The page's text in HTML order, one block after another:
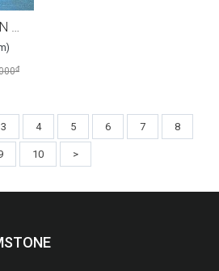
TƯỢNG HOA MẪU ĐƠN ĐÁ NGỌC HOÀNG LONG CAO 70P-NGANG 37P T3524.
đ
3 4 5 6 7 8
10 >